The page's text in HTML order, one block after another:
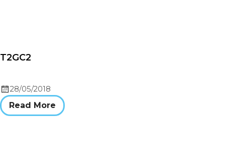
T2GC2
28/05/2018
Read More